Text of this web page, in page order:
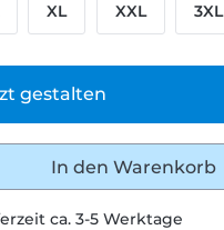
ca. 3-5 Werktage
gestalten
XL XXL 3XL
In den Warenkorb